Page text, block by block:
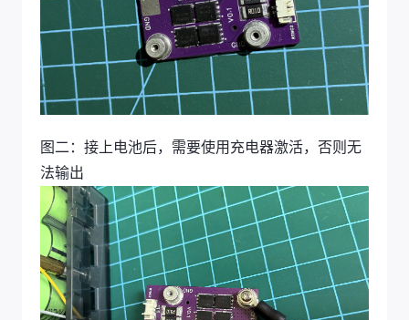
图二：接上电池后，需要使用充电器激活，否则无
法输出